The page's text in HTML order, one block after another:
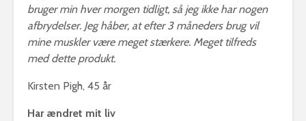
bruger min hver morgen tidligt, så jeg ikke har nogen
afbrydelser. Jeg håber, at efter 3 måneders brug vil
mine muskler være meget stærkere. Meget tilfreds
med dette produkt.
Kirsten Pigh, 45 år
Har ændret mit liv